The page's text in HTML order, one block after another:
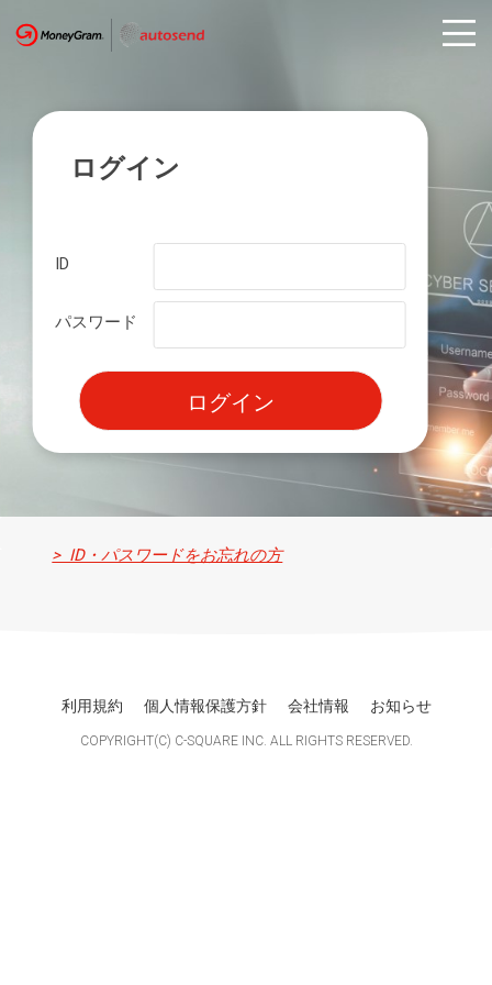
ログイン
ID
パスワード
> ID・パスワードをお忘れの方
利用規約 個人情報保護方針 会社情報 お知らせ
COPYRIGHT(C) C-SQUARE INC. ALL RIGHTS RESERVED.